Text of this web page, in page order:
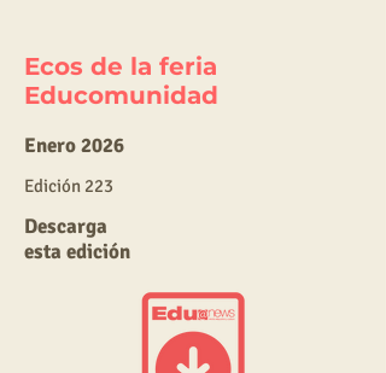
Ecos de la feria
Educomunidad
Enero 2026
Edición 223
Descarga
esta edición